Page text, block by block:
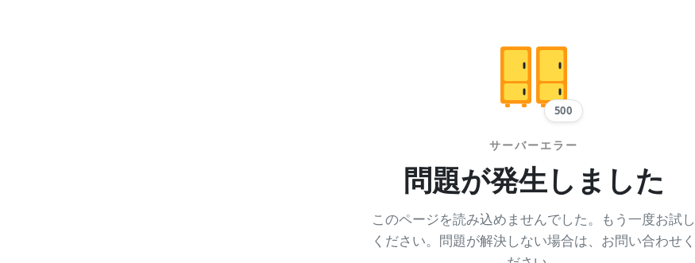
500
サーバーエラー
問題が発生しました
このページを読み込めませんでした。もう一度お試し
ください。問題が解決しない場合は、お問い合わせく